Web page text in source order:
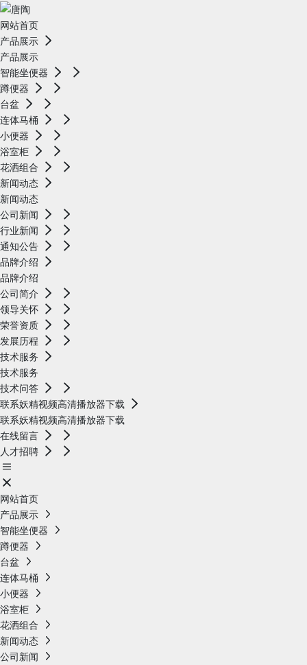
网站首页
产品展示
产品展示
智能坐便器
蹲便器
台盆
连体马桶
小便器
浴室柜
花洒组合
新闻动态
新闻动态
公司新闻
行业新闻
通知公告
品牌介绍
品牌介绍
公司简介
领导关怀
荣誉资质
发展历程
技术服务
技术服务
技术问答
联系妖精视频高清播放器下载
联系妖精视频高清播放器下载
在线留言
人才招聘
网站首页
产品展示
智能坐便器
蹲便器
台盆
连体马桶
小便器
浴室柜
花洒组合
新闻动态
公司新闻